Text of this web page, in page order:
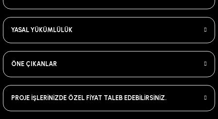
YASAL YÜKÜMLÜLÜK
ÖNE ÇIKANLAR
PROJE İŞLERİNİZDE ÖZEL FİYAT TALEB EDEBİLİRSİNİZ.